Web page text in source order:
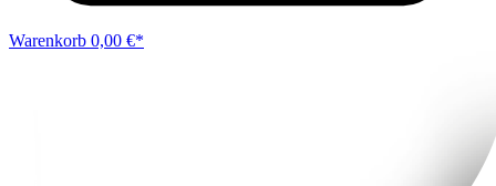
Warenkorb 0,00 €*